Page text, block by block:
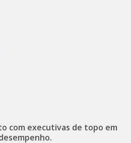
com executivas de topo em